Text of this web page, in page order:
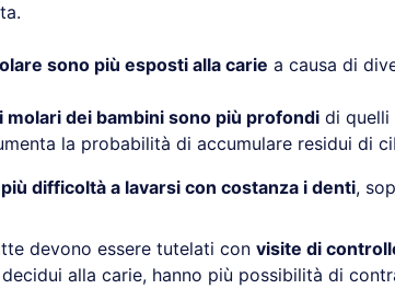
sono più esposti alla carie a causa di
molari dei bambini sono più profondi di quelli
la probabilità di accumulare residui di
più difficoltà a lavarsi con costanza i denti,
devono essere tutelati con visite di
alla carie, hanno più possibilità di